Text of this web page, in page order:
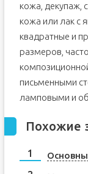
кожа, декупаж,
кожа или лак с
квадратные и
размеров,
письменными
ламповыми и
Похожие